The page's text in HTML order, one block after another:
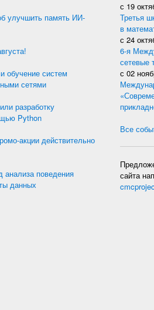
улучшить память ИИ-
обучение систем
сетями
разработку
Python
акции действительно
анализа поведения
данных
с 19
Третья
в
с 24
6-я
сетевые
с 02
Все
сайта